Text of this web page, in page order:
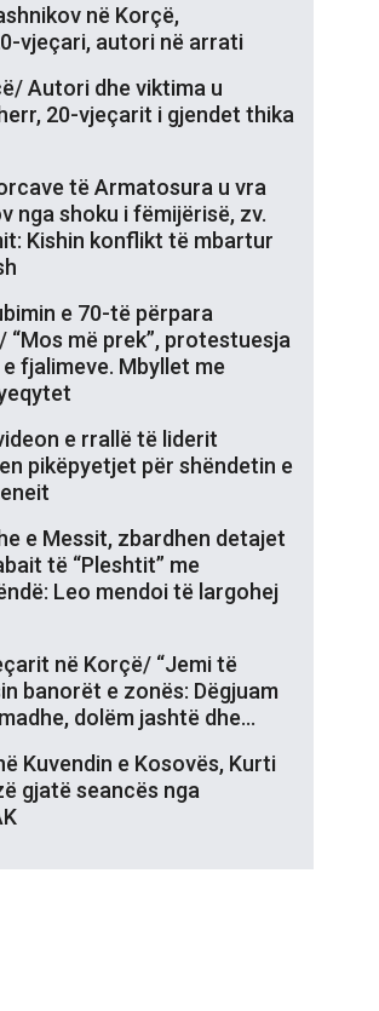
në Korçë,
vjeçari, autori në arrati
Autori dhe viktima u
20-vjeçarit i gjendet thika
të Armatosura u vra
nga shoku i fëmijërisë, zv.
Kishin konflikt të mbartur
e 70-të përpara
“Mos më prek”, protestuesja
fjalimeve. Mbyllet me
e rrallë të liderit
pikëpyetjet për shëndetin e
e Messit, zbardhen detajet
të “Pleshtit” me
Leo mendoi të largohej
në Korçë/ “Jemi të
banorët e zonës: Dëgjuam
dolëm jashtë dhe…
Kuvendin e Kosovës, Kurti
gjatë seancës nga